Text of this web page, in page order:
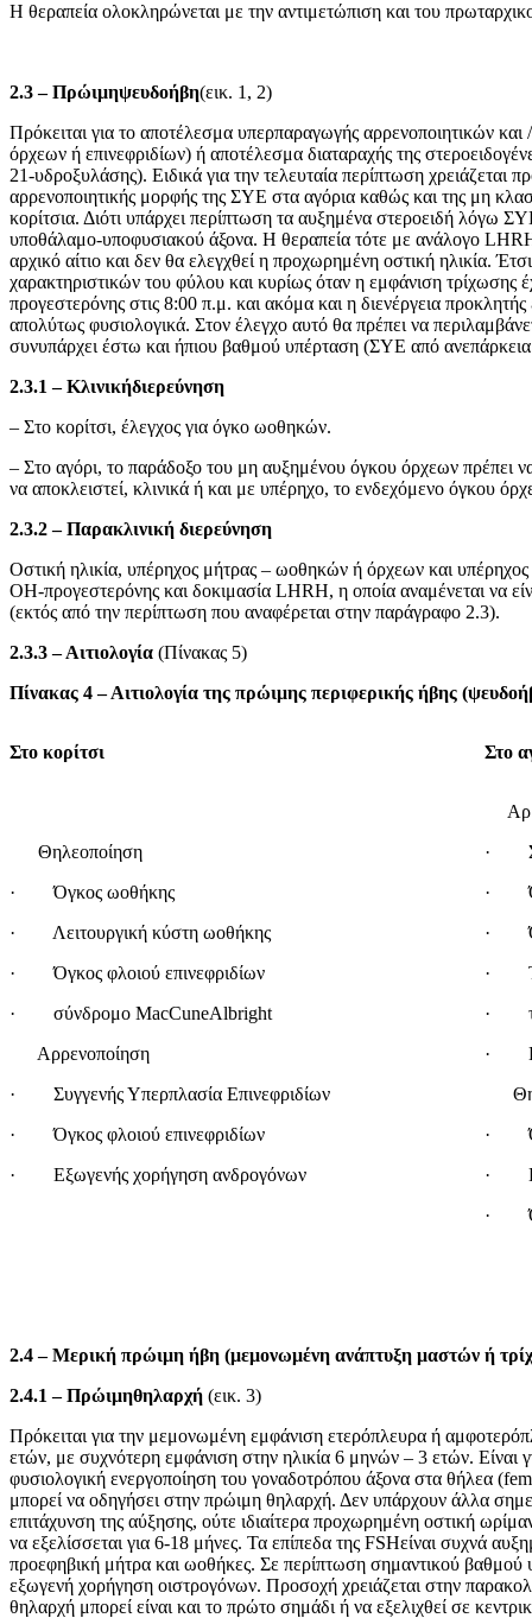
Η θεραπεία ολοκληρώνεται με την αντιμετώπιση και του
2.3 – Πρώιμηψευδοήβη(εικ. 1, 2)
Πρόκειται για το αποτέλεσμα υπερπαραγωγής αρρενοποιητικών
όρχεων ή επινεφριδίων) ή αποτέλεσμα διαταραχής της
21-υδροξυλάσης). Ειδικά για την τελευταία περίπτωση χρειάζεται
αρρενοποιητικής μορφής της ΣΥΕ στα αγόρια καθώς και της μη
κορίτσια. Διότι υπάρχει περίπτωση τα αυξημένα στεροειδή λόγω
υποθάλαμο-υποφυσιακού άξονα. Η θεραπεία τότε με ανάλογο
αρχικό αίτιο και δεν θα ελεγχθεί η προχωρημένη οστική ηλικία.
χαρακτηριστικών του φύλου και κυρίως όταν η εμφάνιση τρίχωσης
προγεστερόνης στις 8:00 π.μ. και ακόμα και η διενέργεια
απολύτως φυσιολογικά. Στον έλεγχο αυτό θα πρέπει να
συνυπάρχει έστω και ήπιου βαθμού υπέρταση (ΣΥΕ από
2.3.1 – Κλινικήδιερεύνηση
– Στο κορίτσι, έλεγχος για όγκο ωοθηκών.
– Στο αγόρι, το παράδοξο του μη αυξημένου όγκου όρχεων πρέπει
να αποκλειστεί, κλινικά ή και με υπέρηχο, το ενδεχόμενο όγκου
2.3.2 – Παρακλινική διερεύνηση
Οστική ηλικία, υπέρηχος μήτρας – ωοθηκών ή όρχεων και
OH-προγεστερόνης και δοκιμασία LHRH, η οποία αναμένεται να
(εκτός από την περίπτωση που αναφέρεται στην παράγραφο 2.3).
2.3.3 – Αιτιολογία (Πίνακας 5)
Πίνακας 4 – Αιτιολογία της πρώιμης περιφερικής ήβης
Στο κορίτσι Στο
Θηλεοποίηση
· Όγκος ωοθήκης
· Λειτουργική κύστη ωοθήκης
· Όγκος φλοιού επινεφριδίων
· σύνδρομο MacCuneAlbright
Αρρενοποίηση
· Συγγενής Υπερπλασία Επινεφριδίων
· Όγκος φλοιού επινεφριδίων
· Εξωγενής χορήγηση ανδρογόνων
·
·
·
·
·
·
·
·
·
2.4 – Μερική πρώιμη ήβη (μεμονωμένη ανάπτυξη μαστών ή
2.4.1 – Πρώιμηθηλαρχή (εικ. 3)
Πρόκειται για την μεμονωμένη εμφάνιση ετερόπλευρα ή
ετών, με συχνότερη εμφάνιση στην ηλικία 6 μηνών – 3 ετών. Είναι
φυσιολογική ενεργοποίηση του γοναδοτρόπου άξονα στα θήλεα
μπορεί να οδηγήσει στην πρώιμη θηλαρχή. Δεν υπάρχουν άλλα
επιτάχυνση της αύξησης, ούτε ιδιαίτερα προχωρημένη οστική
να εξελίσσεται για 6-18 μήνες. Τα επίπεδα της FSHείναι συχνά
προεφηβική μήτρα και ωοθήκες. Σε περίπτωση σημαντικού
εξωγενή χορήγηση οιστρογόνων. Προσοχή χρειάζεται στην
θηλαρχή μπορεί είναι και το πρώτο σημάδι ή να εξελιχθεί σε